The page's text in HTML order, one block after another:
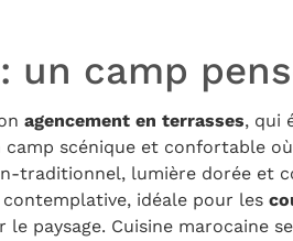
un camp
agencement en terrasses, qui
camp scénique et confortable
traditionnel, lumière dorée et
contemplative, idéale pour les
paysage. Cuisine marocaine